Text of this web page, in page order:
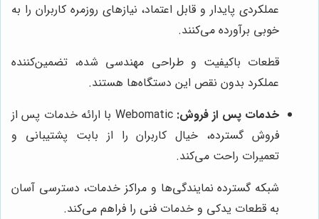
عملکردی پایدار و قابل اعتماد، نیازهای روزمره کاربران را به
خوبی برآورده می‌کنند.
قطعات باکیفیت و طراحی مهندسی شده، تضمین‌کننده
عملکرد بدون نقص این دستگاه‌ها هستند.
خدمات پس از فروش:
Webomatic با ارائه خدمات پس از
فروش گسترده، خیال کاربران را از بابت پشتیبانی و
تعمیرات راحت می‌کند.
شبکه گسترده نمایندگی‌ها و مراکز خدمات، دسترسی آسان
به قطعات یدکی و خدمات فنی را فراهم می‌کند.